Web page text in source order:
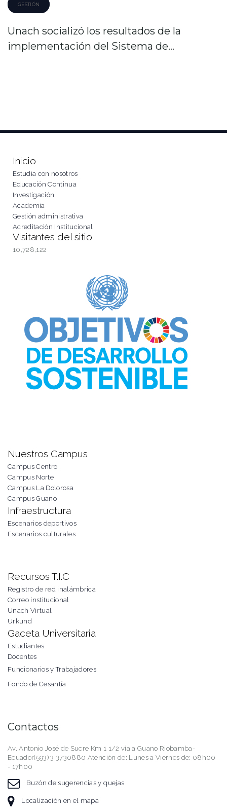
GESTIÓN
Unach socializó los resultados de la
implementación del Sistema de…
Inicio
Estudia con nosotros
Educación Continua
Investigación
Academia
Gestión administrativa
Acreditación Institucional
Visitantes del sitio
10,728,122
Nuestros Campus
Campus Centro
Campus Norte
Campus La Dolorosa
Campus Guano
Infraestructura
Escenarios deportivos
Escenarios culturales
Recursos T.I.C
Registro de red inalámbrica
Correo institucional
Unach Virtual
Urkund
Gaceta Universitaria
Estudiantes
Docentes
Funcionarios y Trabajadores
Fondo de Cesantía
Contactos
Av. Antonio José de Sucre Km 1 1/2 vía a Guano Riobamba-
Ecuador(593) 3 3730880 Atención de: Lunes a Viernes de: 08h00
- 17h00
Buzón de sugerencias y quejas
Localización en el mapa